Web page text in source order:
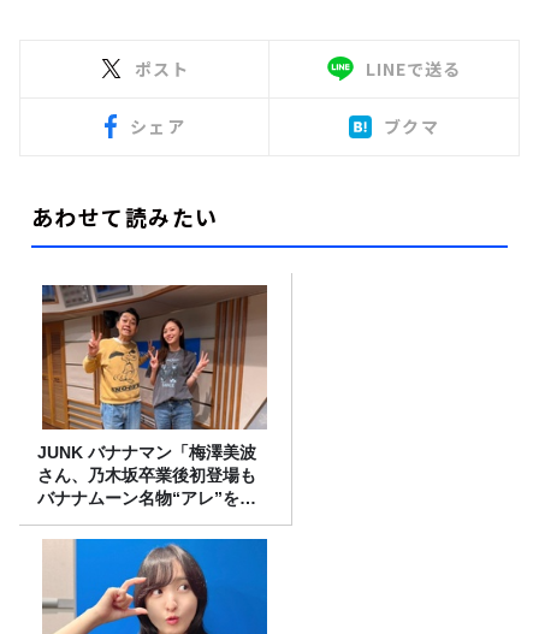
ポスト LINEで送る
シェア ブクマ
あわせて読みたい
JUNK バナナマン「梅澤美波
さん、乃木坂卒業後初登場も
バナナムーン名物“アレ”を喰
らう」